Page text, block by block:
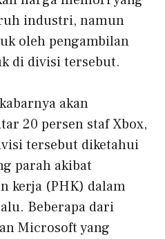
industri, namun
oleh pengambilan
di divisi tersebut.
akan
20 persen staf Xbox,
tersebut diketahui
parah akibat
kerja (PHK) dalam
Beberapa dari
Microsoft yang